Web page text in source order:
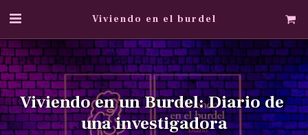
Viviendo en el burdel
Viviendo en un Burdel: Diario de
una investigadora